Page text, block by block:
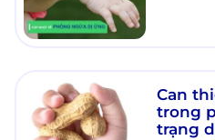
Can
trong
trạng